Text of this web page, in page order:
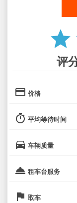
star
评
credit_card 价格
timer 平均等待时间
directions_car 车辆质量
room_service 租车台服务
flag 取车